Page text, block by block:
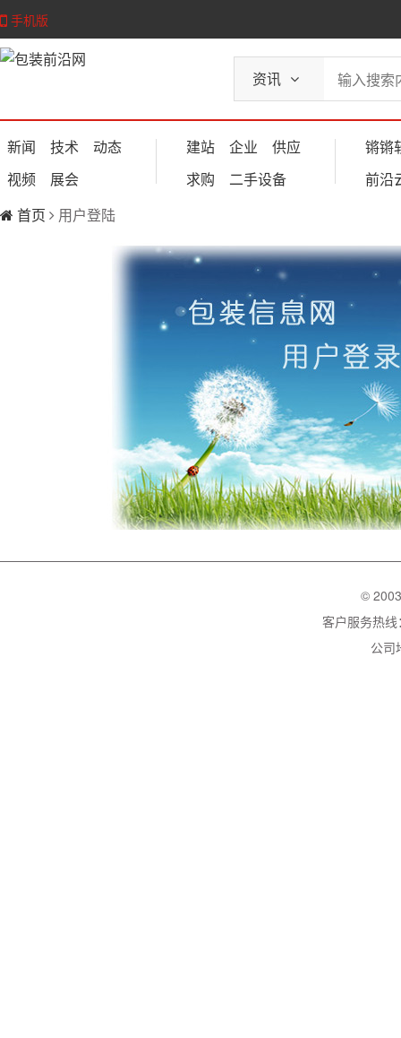
手机版
资讯
新闻 技术
动态
视频
展会
建站 企业
供应
求购
二手设备
锵锵
前沿
首页
用户登陆
©
客户服务热
公司